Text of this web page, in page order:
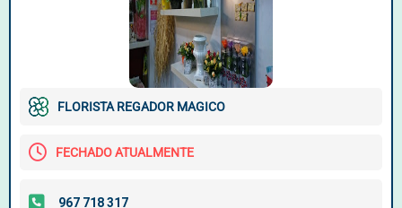
FLORISTA REGADOR MAGICO
FECHADO ATUALMENTE